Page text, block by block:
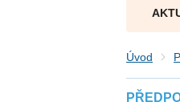
Úvod